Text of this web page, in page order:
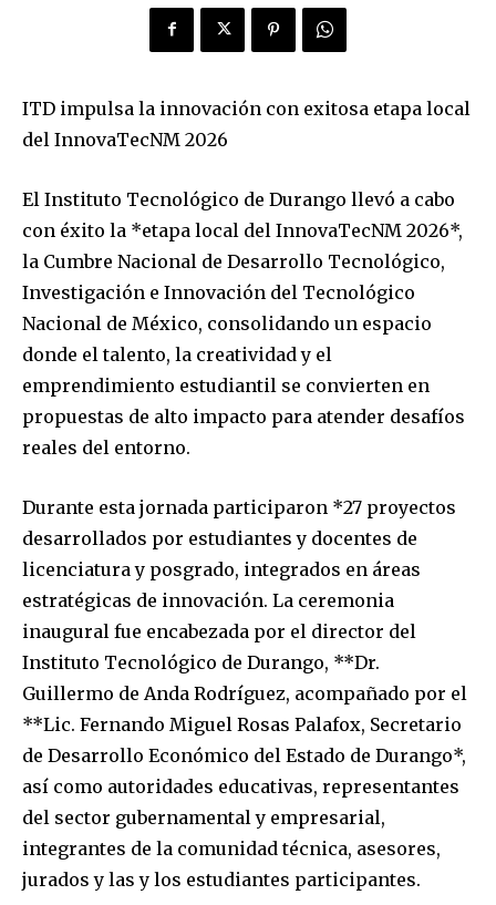
ITD impulsa la innovación con exitosa etapa local
del InnovaTecNM 2026
El Instituto Tecnológico de Durango llevó a cabo
con éxito la *etapa local del InnovaTecNM 2026*,
la Cumbre Nacional de Desarrollo Tecnológico,
Investigación e Innovación del Tecnológico
Nacional de México, consolidando un espacio
donde el talento, la creatividad y el
emprendimiento estudiantil se convierten en
propuestas de alto impacto para atender desafíos
reales del entorno.
Durante esta jornada participaron *27 proyectos
desarrollados por estudiantes y docentes de
licenciatura y posgrado, integrados en áreas
estratégicas de innovación. La ceremonia
inaugural fue encabezada por el director del
Instituto Tecnológico de Durango, **Dr.
Guillermo de Anda Rodríguez, acompañado por el
**Lic. Fernando Miguel Rosas Palafox, Secretario
de Desarrollo Económico del Estado de Durango*,
así como autoridades educativas, representantes
del sector gubernamental y empresarial,
integrantes de la comunidad técnica, asesores,
jurados y las y los estudiantes participantes.